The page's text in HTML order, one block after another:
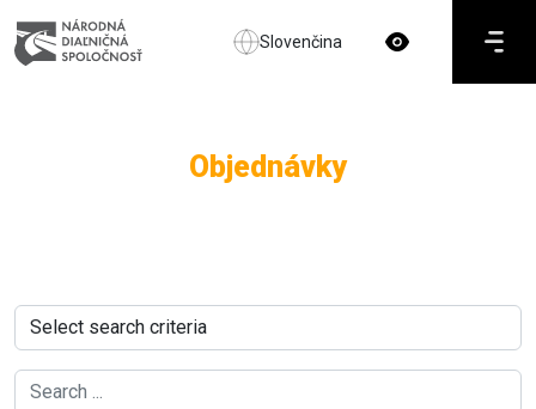
Slovenčina
Objednávky